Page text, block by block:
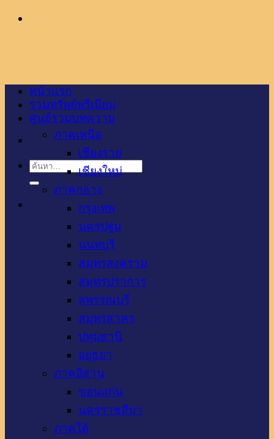
ข้าม
หน้าแรก
รวมทรัพย์พรีเมียม
ศูนย์รวมบทความ
ภาคเหนือ
เชียงราย
เชียงใหม่
ภาคกลาง
กรุงเทพ
นครปฐม
นนทบุรี
สมุทรสงคราม
สมุทรปราการ
สุพรรณบุรี
สมุทรสาคร
ปทุมธานี
อยุธยา
ภาคอีสาน
ขอนแก่น
นครราชสีมา
ภาคใต้